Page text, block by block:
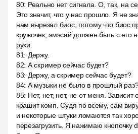
80: Реально нет сигнала. О, так, на
Это значит, что у нас прошло. Я не
нам вырезал биос, потому что биос
кружочек, эмэсай должен быть с его
руки.
81: Держу.
82: А скример сейчас будет?
83: Держу, а скример сейчас будет?
84: А музыки не было в прошлый
85: Нет, нет, нет, не от меня. Зависит
крашит комп. Судя по всему, сам
и некоторые штуки ломаются так
перезагрузить. Я нажимаю кнопочку